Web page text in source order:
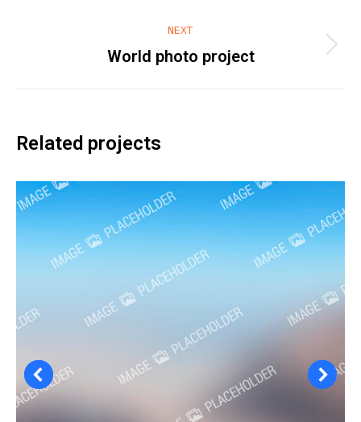
NEXT
Next
World photo project
Related projects